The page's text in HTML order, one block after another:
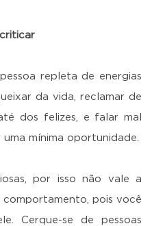
repleta de energias
da vida, reclamar de
dos felizes, e falar mal
mínima oportunidade.
por isso não vale a
pois você
Cerque-se de pessoas